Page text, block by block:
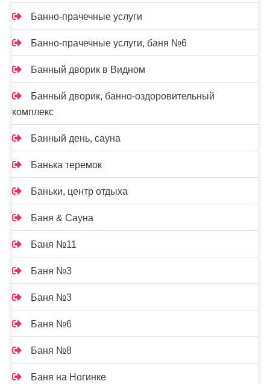
Банно-прачечные услуги
Банно-прачечные услуги, баня №6
Банный дворик в Видном
Банный дворик, банно-оздоровительный
комплекс
Банный день, сауна
Банька теремок
Баньки, центр отдыха
Баня & Сауна
Баня №11
Баня №3
Баня №3
Баня №6
Баня №8
Баня на Ногинке